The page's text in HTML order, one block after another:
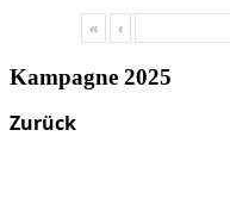
« ‹
Kampagne 2025
Zurück